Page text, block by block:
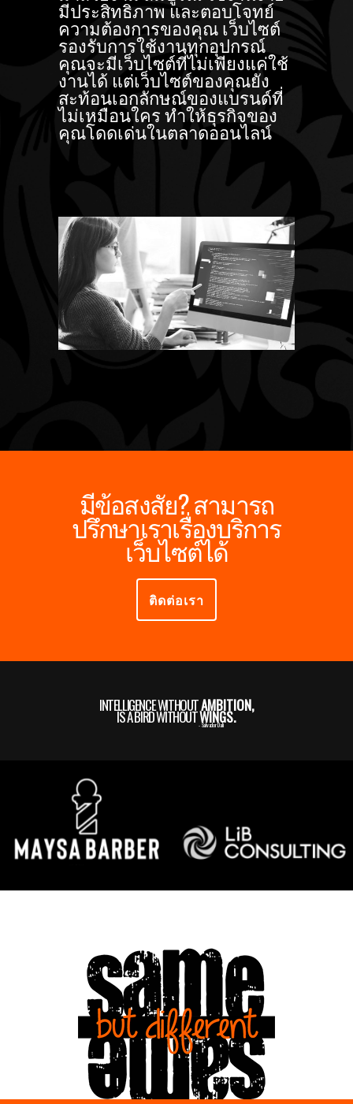
มีประสิทธิภาพ และตอบโจทย์
ความต้องการของคุณ เว็บไซต์
รองรับการใช้งานทุกอุปกรณ์
คุณจะมีเว็บไซต์ที่ไม่เพียงแค่ใช้
งานได้ แต่เว็บไซต์ของคุณยัง
สะท้อนเอกลักษณ์ของแบรนด์ที่
ไม่เหมือนใคร ทำให้ธุรกิจของ
คุณโดดเด่นในตลาดออนไลน์
มีข้อสงสัย? สามารถ
ปรึกษาเราเรื่องบริการ
เว็บไซต์ได้
ติดต่อเรา
INTELLIGENCE WITHOUTAMBITION,
IS A BIRD WITHOUTWINGS.
- Salvador Dali